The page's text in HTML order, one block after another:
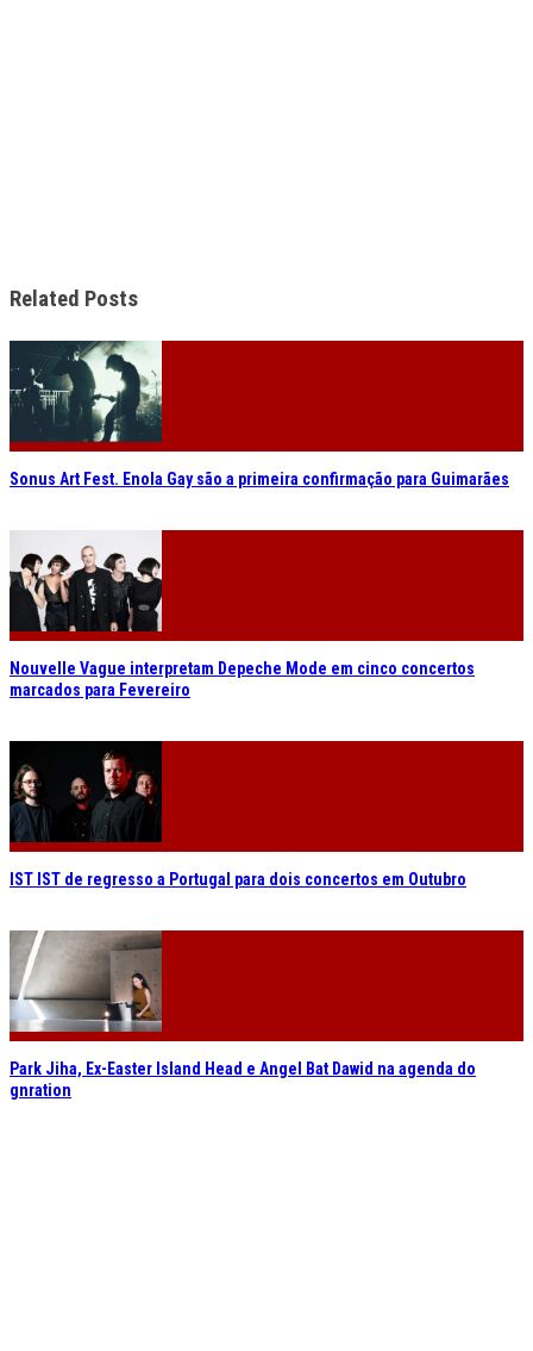
Related Posts
Sonus Art Fest. Enola Gay são a primeira confirmação para Guimarães
Nouvelle Vague interpretam Depeche Mode em cinco concertos
marcados para Fevereiro
IST IST de regresso a Portugal para dois concertos em Outubro
Park Jiha, Ex-Easter Island Head e Angel Bat Dawid na agenda do
gnration